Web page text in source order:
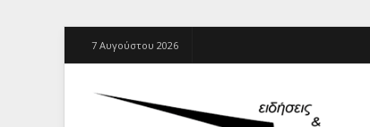
7 Αυγούστου 2026